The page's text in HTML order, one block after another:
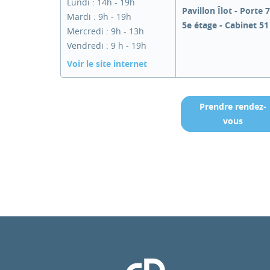
Mardi : 9h - 19h
Mercredi : 9h - 13h
Vendredi : 9 h - 19h
Voir le site internet
Pavillon Îlot - Porte
5e étage - Cabinet 51
Prendre rendez-
vous
Clinique Pasteur